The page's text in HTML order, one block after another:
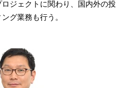
ジェクトに関わり、国内外の投
グ業務も行う。